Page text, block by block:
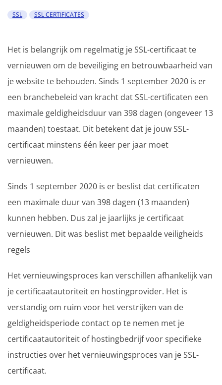
SSL SSL CERTIFICATES
Het is belangrijk om regelmatig je SSL-certificaat te
vernieuwen om de beveiliging en betrouwbaarheid van
je website te behouden. Sinds 1 september 2020 is er
een branchebeleid van kracht dat SSL-certificaten een
maximale geldigheidsduur van 398 dagen (ongeveer 13
maanden) toestaat. Dit betekent dat je jouw SSL-
certificaat minstens één keer per jaar moet
vernieuwen.
Sinds 1 september 2020 is er beslist dat certificaten
een maximale duur van 398 dagen (13 maanden)
kunnen hebben. Dus zal je jaarlijks je certificaat
vernieuwen. Dit was beslist met bepaalde veiligheids
regels
Het vernieuwingsproces kan verschillen afhankelijk van
je certificaatautoriteit en hostingprovider. Het is
verstandig om ruim voor het verstrijken van de
geldigheidsperiode contact op te nemen met je
certificaatautoriteit of hostingbedrijf voor specifieke
instructies over het vernieuwingsproces van je SSL-
certificaat.